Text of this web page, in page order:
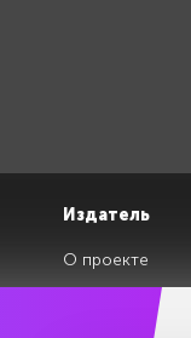
Издатель
О проекте